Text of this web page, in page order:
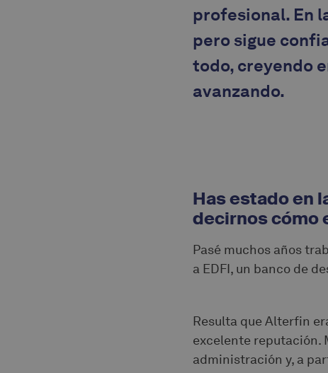
profesional. En
pero sigue
todo, creyendo
avanzando.
Has estado en
decirnos cómo
Pasé muchos años
a EDFI, un banco de
Resulta que Alterfin
excelente reputación.
administración y, a